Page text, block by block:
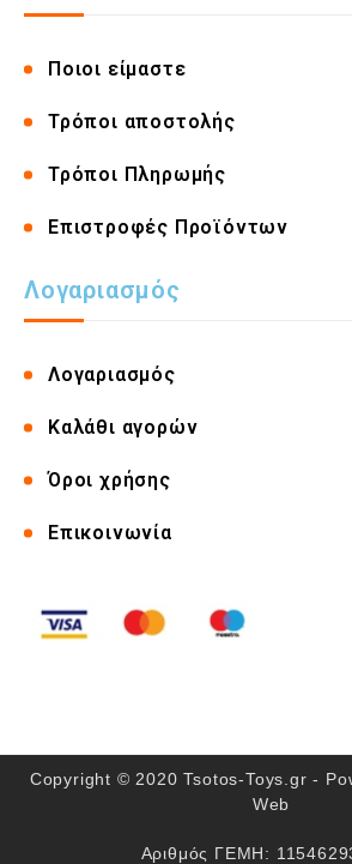
Ποιοι είμαστε
Τρόποι αποστολής
Τρόποι Πληρωμής
Επιστροφές Προϊόντων
Λογαριασμός
Λογαριασμός
Καλάθι αγορών
Όροι χρήσης
Επικοινωνία
Copyright © 2020 Tsotos-Toys.gr -
Web
Αριθμός ΓΕΜΗ: